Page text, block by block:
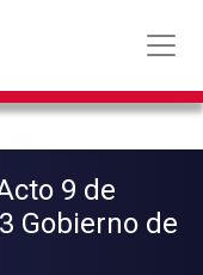
9 de
Gobierno de